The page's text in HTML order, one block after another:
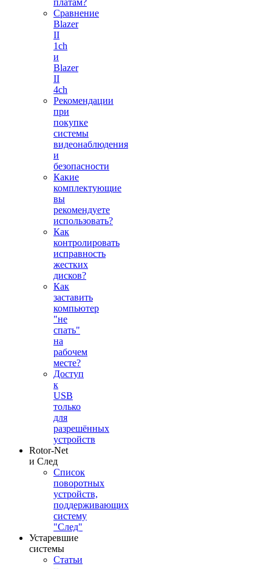
платам?
Сравнение
Blazer
II
1ch
и
Blazer
II
4ch
Рекомендации
при
покупке
системы
видеонаблюдения
и
безопасности
Какие
комплектующие
вы
рекомендуете
использовать?
Как
контролировать
исправность
жестких
дисков?
Как
заставить
компьютер
"не
спать"
на
рабочем
месте?
Доступ
к
USB
только
для
разрешённых
устройств
Rotor-Net
и След
Список
поворотных
устройств,
поддерживающих
систему
"След"
Устаревшие
системы
Статьи